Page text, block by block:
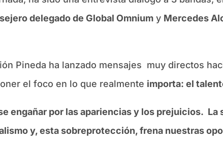
delegado de Global Omnium y Mercedes
Pineda ha lanzado mensajes muy directos
el foco en lo que realmente importa: el
engañar por las apariencias y los prejuicios. La
y, esta sobreprotección, frena nuestras